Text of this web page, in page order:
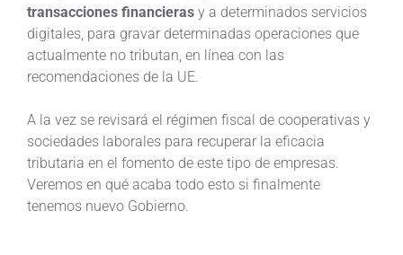
transacciones financieras y a determinados servicios
digitales, para gravar determinadas operaciones que
actualmente no tributan, en línea con las
recomendaciones de la UE.
A la vez se revisará el régimen fiscal de cooperativas y
sociedades laborales para recuperar la eficacia
tributaria en el fomento de este tipo de empresas.
Veremos en qué acaba todo esto si finalmente
tenemos nuevo Gobierno.